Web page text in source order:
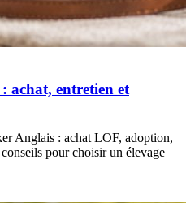
achat, entretien et
Anglais : achat LOF, adoption,
pour choisir un élevage